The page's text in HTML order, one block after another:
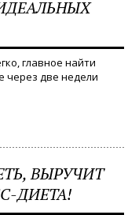
главное найти
через две недели
ВЫРУЧИТ
ДИЕТА!